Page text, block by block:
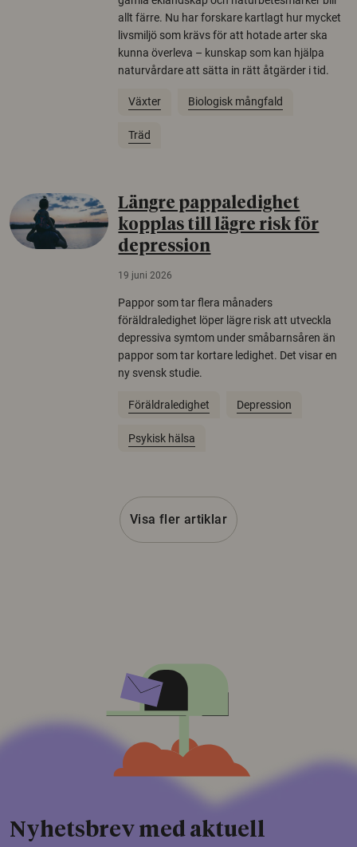
allt färre. Nu har forskare kartlagt hur mycket
livsmiljö som krävs för att hotade arter ska
kunna överleva – kunskap som kan hjälpa
naturvårdare att sätta in rätt åtgärder i tid.
Växter Biologisk mångfald
Träd
Längre pappaledighet
kopplas till lägre risk för
depression
19 juni 2026
Pappor som tar flera månaders
föräldraledighet löper lägre risk att utveckla
depressiva symtom under småbarnsåren än
pappor som tar kortare ledighet. Det visar en
ny svensk studie.
Föräldraledighet Depression
Psykisk hälsa
Visa fler artiklar
Nyhetsbrev med aktuell